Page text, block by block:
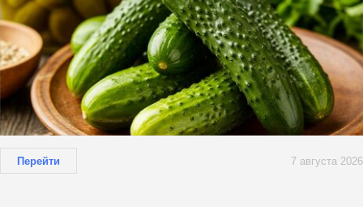
Перейти 7 августа 2026